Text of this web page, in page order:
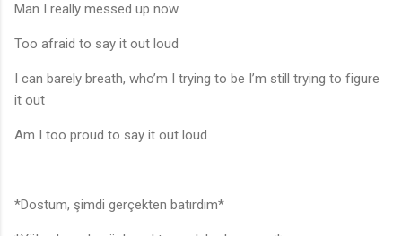
Man I really messed up now
Too afraid to say it out loud
I can barely breath, who’m I trying to be I’m still trying to figure
it out
Am I too proud to say it out loud
*Dostum, şimdi gerçekten batırdım*